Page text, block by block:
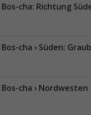
Bos-cha: Richtung
Bos-cha › Süden:
Bos-cha › Nordwesten